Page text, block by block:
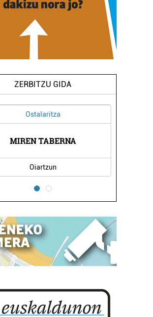
ZERBITZU GIDA
Ostalaritza
MIREN TABERNA
Oiartzun